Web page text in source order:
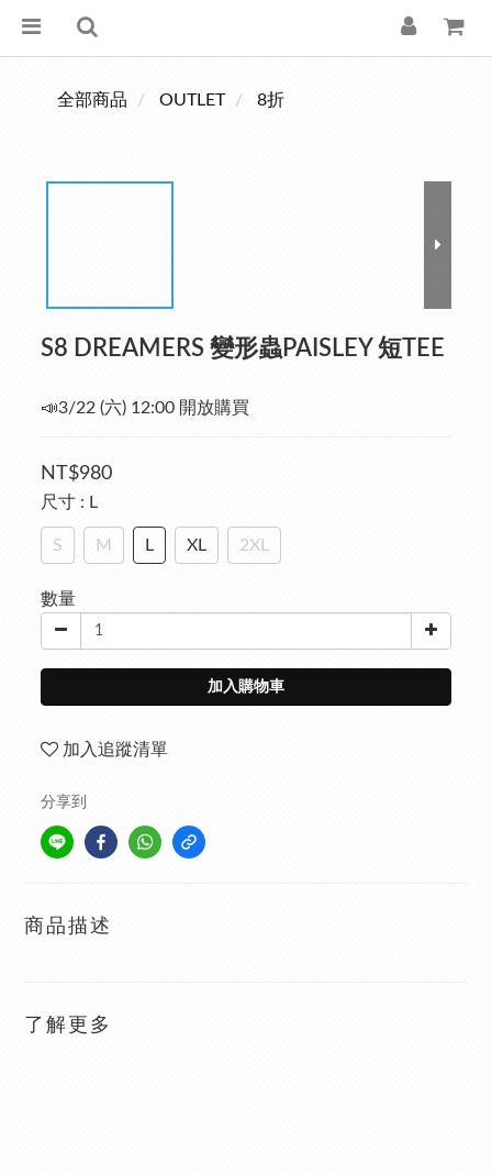
全部商品 OUTLET 8折
S8 DREAMERS 變形蟲PAISLEY 短TEE
📣3/22 (六) 12:00 開放購買
NT$980
尺寸 : L
S M L XL 2XL
數量
加入購物車
加入追蹤清單
分享到
商品描述
了解更多